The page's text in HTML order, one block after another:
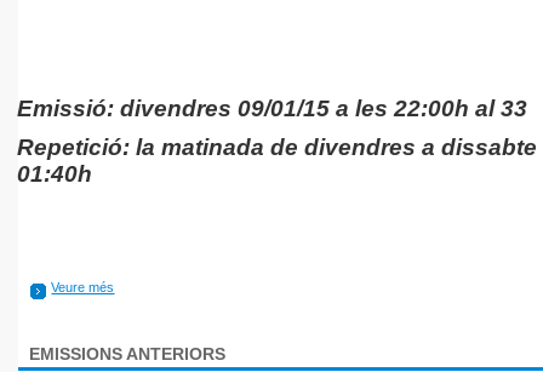
Emissió: divendres 09/01/15 a les 22:00h al 33
Repetició: la matinada de divendres a dissabte
01:40h
Veure més
EMISSIONS ANTERIORS